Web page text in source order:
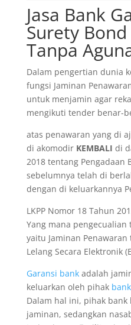
Jasa Bank
Surety
Tanpa
Dalam pengertian dunia
fungsi Jaminan
untuk menjamin agar
mengikuti tender benar-
atas penawaran yang di
di akomodir KEMBALI di
2018 tentang Pengadaan
sebelumnya telah di
dengan di keluarkannya
LKPP Nomor 18 Tahun
Yang mana
yaitu Jaminan
Lelang Secara Elektronik
Garansi bankadalah
keluarkan oleh pihak bank
Dalam hal ini, pihak
jaminan, sedangkan